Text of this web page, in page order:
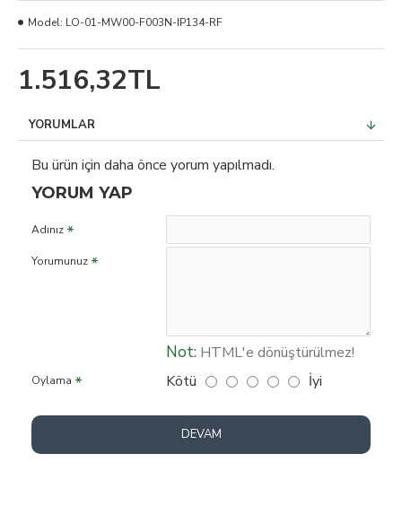
1.516,32TL
Model: LO-01-MW00-F003N-IP134-RF
YORUMLAR
Bu ürün için daha önce yorum yapılmadı.
YORUM YAP
Adınız
Yorumunuz
Not: HTML'e dönüştürülmez!
Oylama Kötü İyi
DEVAM